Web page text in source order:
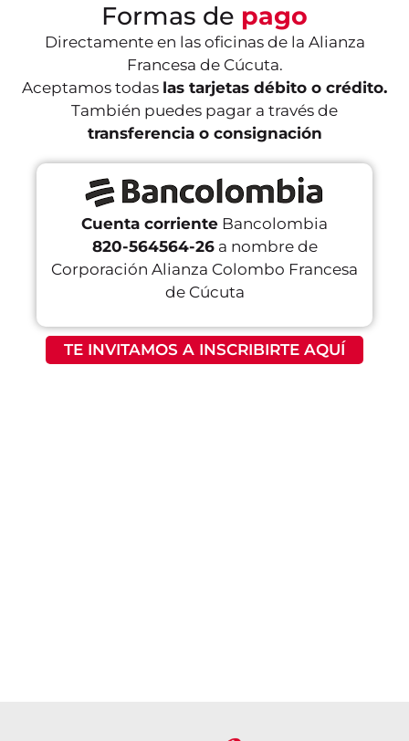
Formas de pago
Directamente en las oficinas de la Alianza
Francesa de Cúcuta.
Aceptamos todas las tarjetas débito o crédito.
También puedes pagar a través de
transferencia o consignación
Cuenta corriente Bancolombia
820-564564-26a nombre de
Corporación Alianza Colombo Francesa
de Cúcuta
TE INVITAMOS A INSCRIBIRTE AQUÍ